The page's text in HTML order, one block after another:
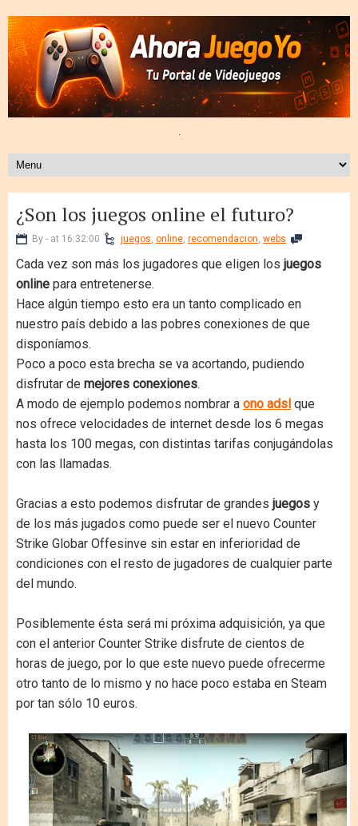
.
¿Son los juegos online el futuro?
By - at 16:32:00 juegos, online, recomendacion, webs
Cada vez son más los jugadores que eligen los juegos
online para entretenerse.
Hace algún tiempo esto era un tanto complicado en
nuestro país debido a las pobres conexiones de que
disponíamos.
Poco a poco esta brecha se va acortando, pudiendo
disfrutar de mejores conexiones.
A modo de ejemplo podemos nombrar a ono adsl que
nos ofrece velocidades de internet desde los 6 megas
hasta los 100 megas, con distintas tarifas conjugándolas
con las llamadas.
Gracias a esto podemos disfrutar de grandes juegos y
de los más jugados como puede ser el nuevo Counter
Strike Globar Offesinve sin estar en inferioridad de
condiciones con el resto de jugadores de cualquier parte
del mundo.
Posiblemente ésta será mi próxima adquisición, ya que
con el anterior Counter Strike disfrute de cientos de
horas de juego, por lo que este nuevo puede ofrecerme
otro tanto de lo mismo y no hace poco estaba en Steam
por tan sólo 10 euros.